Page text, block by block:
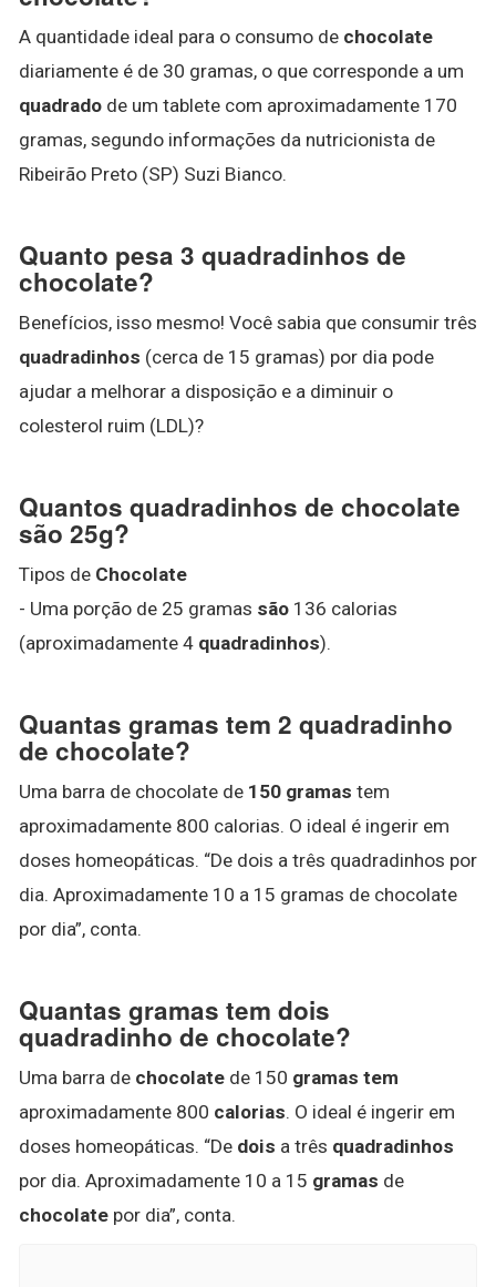
A quantidade ideal para o consumo de chocolate
diariamente é de 30 gramas, o que corresponde a um
quadrado de um tablete com aproximadamente 170
gramas, segundo informações da nutricionista de
Ribeirão Preto (SP) Suzi Bianco.
Quanto pesa 3 quadradinhos de
chocolate?
Benefícios, isso mesmo! Você sabia que consumir três
quadradinhos (cerca de 15 gramas) por dia pode
ajudar a melhorar a disposição e a diminuir o
colesterol ruim (LDL)?
Quantos quadradinhos de chocolate
são 25g?
Tipos de Chocolate
- Uma porção de 25 gramas são 136 calorias
(aproximadamente 4 quadradinhos).
Quantas gramas tem 2 quadradinho
de chocolate?
Uma barra de chocolate de 150 gramas tem
aproximadamente 800 calorias. O ideal é ingerir em
doses homeopáticas. “De dois a três quadradinhos por
dia. Aproximadamente 10 a 15 gramas de chocolate
por dia”, conta.
Quantas gramas tem dois
quadradinho de chocolate?
Uma barra de chocolate de 150 gramas tem
aproximadamente 800 calorias. O ideal é ingerir em
doses homeopáticas. “De dois a três quadradinhos
por dia. Aproximadamente 10 a 15 gramas de
chocolate por dia”, conta.